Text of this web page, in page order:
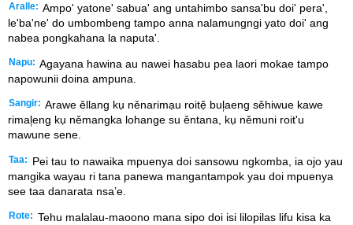
Aralle: Ampo' yatone' sabua' ang untahimbo sansa'bu doi' pera',
le'ba'ne' do umbombeng tampo anna nalamungngi yato doi' ang
nabea pongkahana la naputa'.
Napu: Agayana hawina au nawei hasabu pea laori mokae tampo
napowunii doina ampuna.
Sangir: Arawe ěllang kụ něnarimạu roitẹ̌ bul᷊aeng sěhiwue kawe
rimal᷊eng kụ němangka lohange su ěntana, kụ němuni roit'u
mawune sene.
Taa:
Pei tau to nawaika mpuenya doi sansowu ngkomba, ia ojo yau
mangika wayau ri tana panewa mangantampok yau doi mpuenya
see taa danarata nsa’e.
Rote: Tehu malalau-maoono mana sipo doi isi lilopilas lifu kisa ka